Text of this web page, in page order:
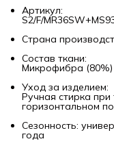
Артикул:
S2/F/
Страна
Состав ткани:
Микрофибра (80%)
Уход за изделием:
Ручная стирка при
горизонтальном
Сезонность:
года